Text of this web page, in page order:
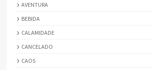
AVENTURA
BEBIDA
CALAMIDADE
CANCELADO
CAOS